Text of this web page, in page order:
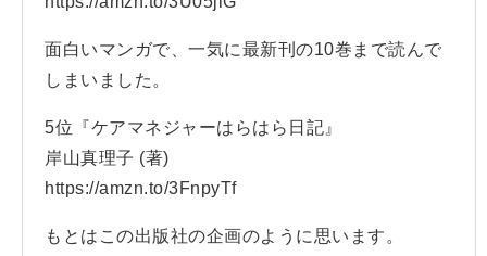
面白いマンガで、一気に最新刊の10巻まで読んで
しまいました。
5位『ケアマネジャーはらはら日記』
岸山真理子 (著)
https://amzn.to/3FnpyTf
もとはこの出版社の企画のように思います。